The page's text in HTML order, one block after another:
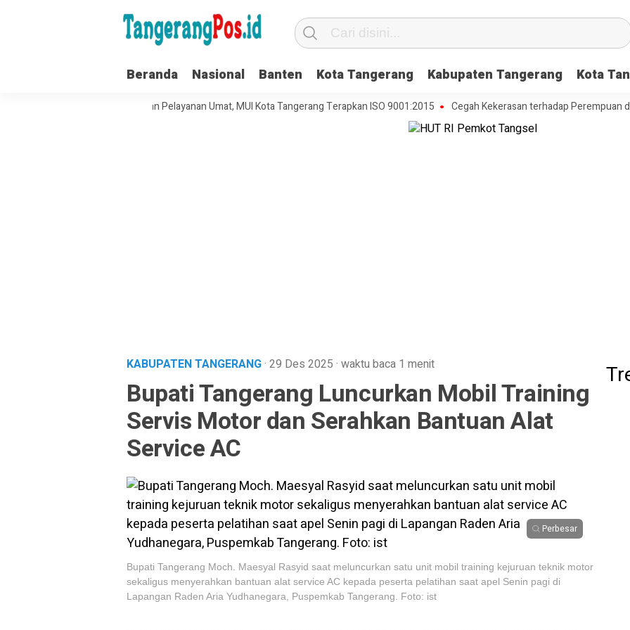
Beranda Nasional Banten Kota Tangerang Kabupaten Tangerang Kota
Tata Kelola Organisasi dan Pelayanan Umat, MUI Kota Tangerang Terapkan ISO 9001:2015 Cegah Kekerasan terhadap Perempuan dan
KABUPATEN TANGERANG· 29 Des 2025 · waktu baca 1 menit
Bupati Tangerang Luncurkan Mobil Training
Servis Motor dan Serahkan Bantuan Alat
Service AC
Perbesar
Bupati Tangerang Moch. Maesyal Rasyid saat meluncurkan satu unit mobil training kejuruan teknik motor
sekaligus menyerahkan bantuan alat service AC kepada peserta pelatihan saat apel Senin pagi di
Lapangan Raden Aria Yudhanegara, Puspemkab Tangerang. Foto: ist